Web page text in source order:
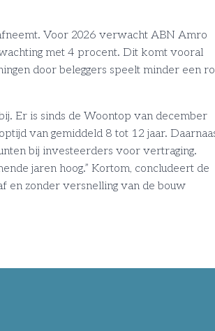
Voor 2026 verwacht ABN Amro
met 4 procent. Dit komt vooral
door beleggers speelt minder een
Er is sinds de Woontop van december
van gemiddeld 8 tot 12 jaar.
bij investeerders voor vertraging.
jaren hoog.” Kortom, concludeert de
en zonder versnelling van de bouw